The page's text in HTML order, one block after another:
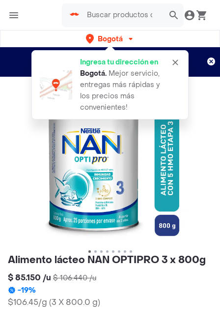
Bogotá
Ingresa tu dirección en
Bogotá. Mejor servicio,
entregas más rápidas y
los precios más
convenientes!
envíos gratis por semanas
Aplican TyC
Alimento lácteo NAN OPTIPRO 3 x 800g
$ 85.150 /u $ 106.440/u
-19%
$106.45/g (3 X 800.0 g)